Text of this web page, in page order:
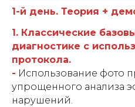
1-й день. Теория +
1. Классические
диагностике с
протокола.
- Использование фото
упрощенного анализа
нарушений.
Требования к
- Желательно
GeForce 20 или 30.
- Оперативная память 8 гб
Если Вам нужна помощь в
программы по
обратитесь к нашему